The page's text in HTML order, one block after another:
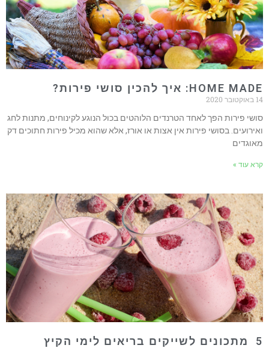
HOME MADE: איך להכין סושי פירות?
14 באוקטובר 2020
סושי פירות הפך לאחד הטרנדים הלוהטים בכול הנוגע לקינוחים, מתנות לחג
ואירועים. בסושי פירות אין אצות או אורז, אלא שהוא מכיל פירות חתוכים דק
מאוגדים
קרא עוד »
5 מתכונים לשייקים בריאים לימי הקיץ